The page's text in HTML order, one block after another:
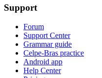
Support
Forum
Support Center
Grammar guide
Celpe-Bras practice
Android app
Help Center